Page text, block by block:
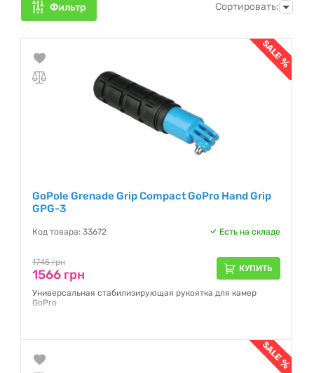
Фильтр Сортировать:
GoPole Grenade Grip Compact GoPro Hand Grip
GPG-3
Код товара: 33672 Есть на складе
1745 грн
1566 грн КУПИТЬ
Универсальная стабилизирующая рукоятка для камер
GoPro